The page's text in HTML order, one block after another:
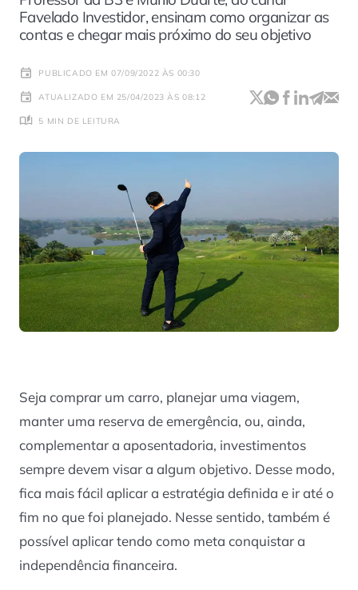
Favelado Investidor, ensinam como organizar as
contas e chegar mais próximo do seu objetivo
PUBLICADO EM 07/09/2022 ÀS 00:30
ATUALIZADO EM 25/04/2023 ÀS 08:12
5 MIN DE LEITURA
Seja comprar um carro, planejar uma viagem,
manter uma reserva de emergência, ou, ainda,
complementar a aposentadoria, investimentos
sempre devem visar a algum objetivo. Desse modo,
fica mais fácil aplicar a estratégia definida e ir até o
fim no que foi planejado. Nesse sentido, também é
possível aplicar tendo como meta conquistar a
independência financeira.